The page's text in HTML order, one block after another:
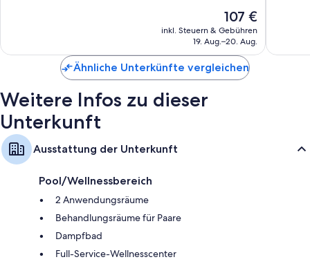
Hochstuhl, Kinderbetreuung im Zimmer und Babybetten
Allergikerbettwaren und Zustellbetten (Aufpreis)
Badezimmer mit Badewannen oder Duschen und kostenlosen
Toilettenartikeln
30-Zoll-Smart-TVs mit Satellitenempfang
Der
Preis
beträgt
107 €
inkl. Steuern & Gebühren
19. Aug.–20. Aug.
Ähnliche Unterkünfte vergleichen
Weitere Infos zu dieser
Unterkunft
Ausstattung der Unterkunft
Pool/Wellnessbereich
2 Anwendungsräume
Behandlungsräume für Paare
Dampfbad
Full-Service-Wellnesscenter